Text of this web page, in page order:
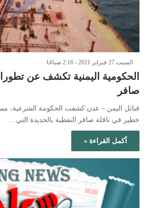
السبت 27 فبراير 2021 - 2:16 صباحًا
الحكومية اليمنية تكشف عن
صافر
قبائل اليمن – عدن كشفت الحكومة الشرعية،
خطير في ناقلة صافر النفطية بالحديدة التي…
أكمل القراءة »